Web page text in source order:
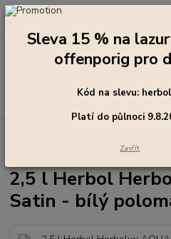
+420 273 136 255
Herbolux AQUA PU Satin - bílý polomatný
2,5 l Herbol
Satin - bílý
Sleva 15 % na
offenporig pro
Kód na slevu:
Platí do půlnoci
Zavřít